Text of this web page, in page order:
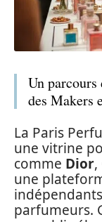
Un
des Makers
La Paris
une vitrine
comme Dior,
une
parfumeurs.